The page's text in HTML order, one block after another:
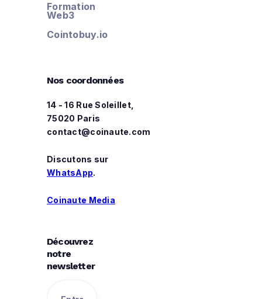
Formation
Web3
Cointobuy.io
Nos coordonnées
14 - 16 Rue Soleillet,
75020 Paris
contact@coinaute.com
Discutons sur
WhatsApp.
Coinaute Media
Découvrez
notre
newsletter